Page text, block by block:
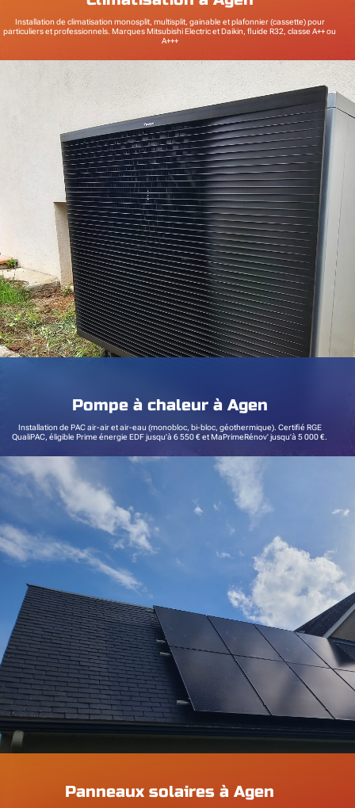
Installation de climatisation monosplit, multisplit, gainable et plafonnier (cassette) pour
particuliers et professionnels. Marques Mitsubishi Electric et Daikin, fluide R32, classe A++ ou
A+++
Pompe à chaleur à Agen
Installation de PAC air-air et air-eau (monobloc, bi-bloc, géothermique). Certifié RGE
QualiPAC, éligible Prime énergie EDF jusqu’à 6 550 € et MaPrimeRénov’ jusqu’à 5 000 €.
Panneaux solaires à Agen